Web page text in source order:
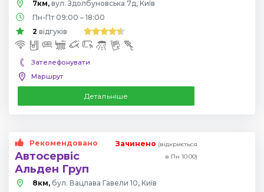
7км, вул. Здолбуновська 7д, Київ
Пн-Пт 09:00 – 18:00
2 відгуків
Зателефонувати
Маршрут
Детальніше
Рекомендовано
Автосервіс
Альден Груп
Зачинено (відкриється
в Пн 10:00)
8км, бул. Вацлава Гавели 10, Київ